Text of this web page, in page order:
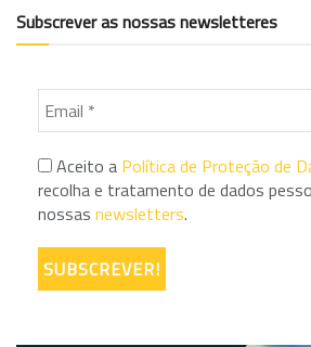
Subscrever as nossas newsletteres
Aceito a Política de Proteção de
recolha e tratamento de dados
nossas newsletters.